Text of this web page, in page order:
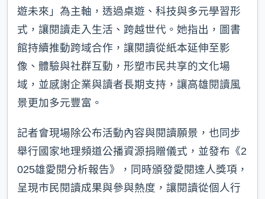
遊未來」為主軸，透過桌遊、科技與多元學習形
式，讓閱讀走入生活、跨越世代。她指出，圖書
館持續推動跨域合作，讓閱讀從紙本延伸至影
像、體驗與社群互動，形塑市民共享的文化場
域，並感謝企業與讀者長期支持，讓高雄閱讀風
景更加多元豐富。
記者會現場除公布活動內容與閱讀願景，也同步
舉行國家地理頻道公播資源捐贈儀式，並發布《2
025雄愛閱分析報告》，同時頒發愛閱達人獎項，
呈現市民閱讀成果與參與熱度，讓閱讀從個人行